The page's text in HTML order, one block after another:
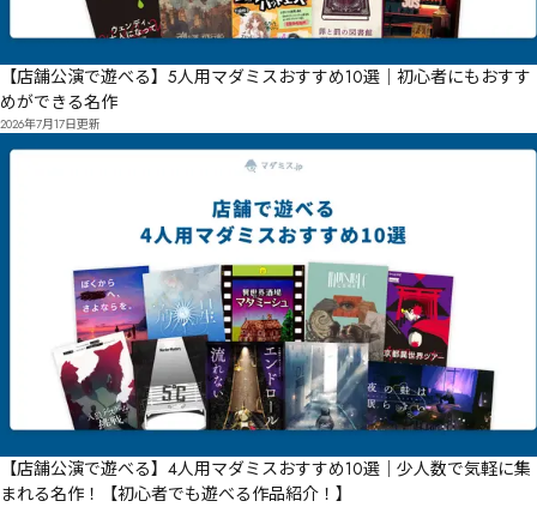
【店舗公演で遊べる】5人用マダミスおすすめ10選｜初心者にもおすす
めができる名作
2026年7月17日更新
【店舗公演で遊べる】4人用マダミスおすすめ10選｜少人数で気軽に集
まれる名作！【初心者でも遊べる作品紹介！】